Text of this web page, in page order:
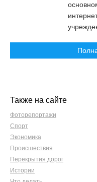
Также на сайте
Фоторепортажи
Спорт
Экономика
Происшествия
Перекрытия дорог
Истории